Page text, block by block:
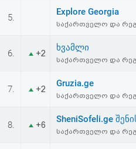
პაროლის
აღდგენა
HTML
შეთანხმება
5.
Explore Georgia
საქართველო და
6. +2
ხვამლი
საქართველო და
7. +2
Gruzia.ge
საქართველო და
8. +6
SheniSofeli.ge
საქართველო და